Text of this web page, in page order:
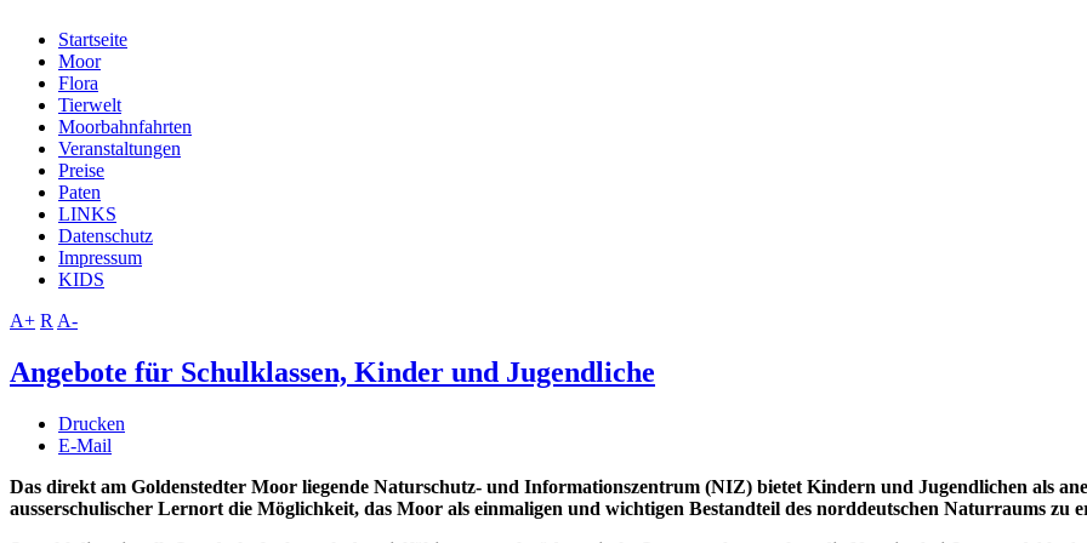
Startseite
Moor
Flora
Tierwelt
Moorbahnfahrten
Veranstaltungen
Preise
Paten
LINKS
Datenschutz
Impressum
KIDS
A+ R A-
Angebote für Schulklassen, Kinder und Jugendliche
Drucken
E-Mail
Das direkt am Goldenstedter Moor liegende Naturschutz- und Informationszentrum (NIZ) bietet Kindern und Jugendlichen als
ausserschulischer Lernort die Möglichkeit, das Moor als einmaligen und wichtigen Bestandteil des norddeutschen Naturraums zu